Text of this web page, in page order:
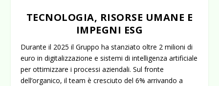
TECNOLOGIA, RISORSE UMANE E
IMPEGNI ESG
Durante il 2025 il Gruppo ha stanziatooltre 2 milioni di
euro in digitalizzazione e sistemi di intelligenza artificiale
per ottimizzare i processi aziendali. Sul fronte
dell’organico, il team è cresciuto del 6% arrivando a